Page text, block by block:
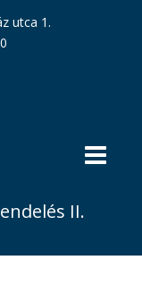
utca 1.
II.